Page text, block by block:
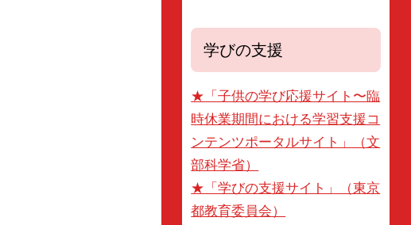
学びの支援
★「子供の学び応援サイト〜臨
時休業期間における学習支援コ
ンテンツポータルサイト」（文
部科学省）
★「学びの支援サイト」（東京
都教育委員会）